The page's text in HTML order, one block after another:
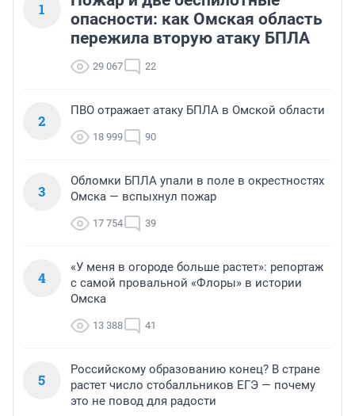
1
опасности: как Омская область
пережила вторую атаку БПЛА
29 067 22
2
ПВО отражает атаку БПЛА в Омской области
18 999 90
3
Обломки БПЛА упали в поле в окрестностях
Омска — вспыхнул пожар
17 754 39
4
«У меня в огороде больше растет»: репортаж
с самой провальной «Флоры» в истории
Омска
13 388 41
5
Российскому образованию конец? В стране
растет число стобалльников ЕГЭ — почему
это не повод для радости